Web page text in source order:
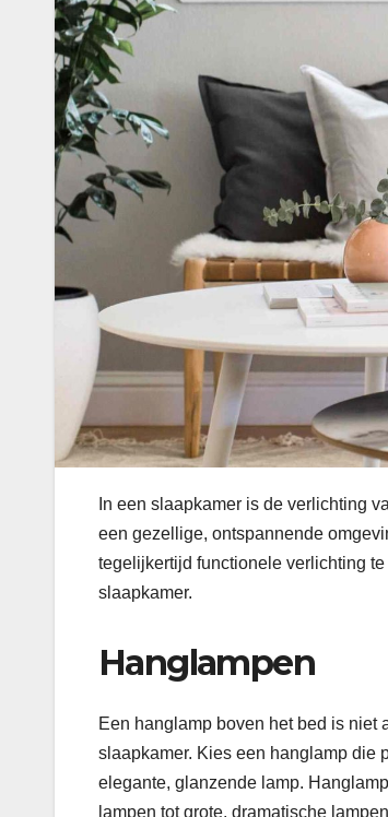
In een slaapkamer is de verlichting
een gezellige, ontspannende
tegelijkertijd functionele verlichting
slaapkamer.
Hanglampen
Een hanglamp boven het bed is niet
slaapkamer. Kies een hanglamp die
elegante, glanzende lamp.
lampen tot grote, dramatische